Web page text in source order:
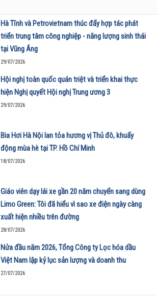
Hà Tĩnh và Petrovietnam thúc đẩy hợp tác phát
triển trung tâm công nghiệp - năng lượng sinh thái
tại Vũng Áng
29/07/2026
Hội nghị toàn quốc quán triệt và triển khai thực
hiện Nghị quyết Hội nghị Trung ương 3
29/07/2026
Bia Hơi Hà Nội lan tỏa hương vị Thủ đô, khuấy
động mùa hè tại TP. Hồ Chí Minh
18/07/2026
Giáo viên dạy lái xe gần 20 năm chuyển sang dùng
Limo Green: Tôi đã hiểu vì sao xe điện ngày càng
xuất hiện nhiều trên đường
28/07/2026
Nửa đầu năm 2026, Tổng Công ty Lọc hóa dầu
Việt Nam lập kỷ lục sản lượng và doanh thu
27/07/2026